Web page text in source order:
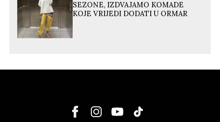
SEZONE, IZDVAJAMO KOMADE
KOJE VRIJEDI DODATI U ORMAR